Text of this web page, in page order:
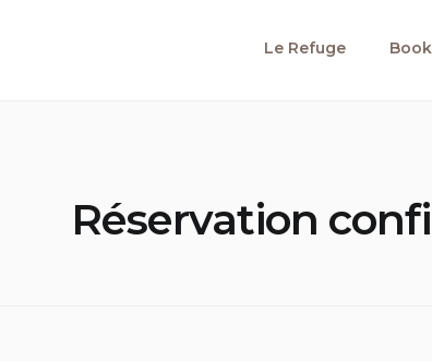
Le Refuge
Réservation